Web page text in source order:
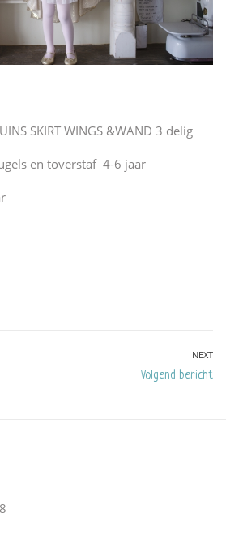
SKIRT WINGS &WAND 3 delig
en toverstaf 4-6 jaar
NEXT
Next
Volgend bericht